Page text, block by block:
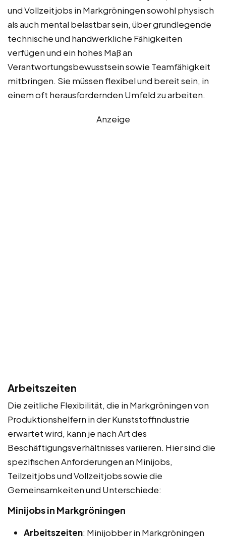
und Vollzeitjobs in Markgröningen sowohl physisch
als auch mental belastbar sein, über grundlegende
technische und handwerkliche Fähigkeiten
verfügen und ein hohes Maß an
Verantwortungsbewusstsein sowie Teamfähigkeit
mitbringen. Sie müssen flexibel und bereit sein, in
einem oft herausfordernden Umfeld zu arbeiten.
Anzeige
Arbeitszeiten
Die zeitliche Flexibilität, die in Markgröningen von
Produktionshelfern in der Kunststoffindustrie
erwartet wird, kann je nach Art des
Beschäftigungsverhältnisses variieren. Hier sind die
spezifischen Anforderungen an Minijobs,
Teilzeitjobs und Vollzeitjobs sowie die
Gemeinsamkeiten und Unterschiede:
Minijobs in Markgröningen
Arbeitszeiten: Minijobber in Markgröningen